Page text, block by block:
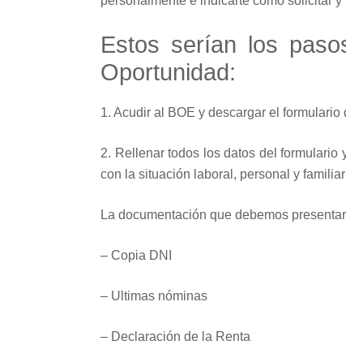
Estos serían los
Oportunidad:
1. Acudir al BOE y descargar el
2. Rellenar todos los datos del
con la situación laboral, personal y
La documentación que debemos
– Copia DNI
– Ultimas nóminas
– Declaración de la Renta